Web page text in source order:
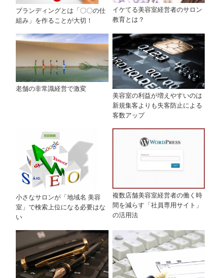
ブランディングとは「〇〇の仕
組み」を作ることが大切！
イケてる美容室経営者のサロン
教育とは？
老舗の非常識経営で激変
美容室の利益が増えやすいのは
新規集客よりも失客防止による
客数アップ
小さなサロンが「地域名 美容
室」で検索上位になる必要はな
い
複数店舗美容室経営者の働く時
間を減らす「社員専用サイト」
の活用法